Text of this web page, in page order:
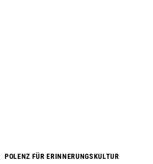
POLENZ FÜR ERINNERUNGSKULTUR